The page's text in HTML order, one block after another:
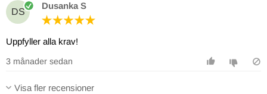
DS
Dusanka S
Uppfyller alla krav!
3 månader sedan
Visa fler recensioner